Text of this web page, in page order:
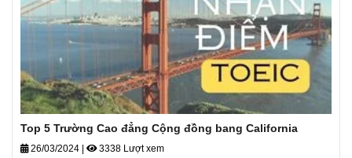
Top 5 Trường Cao đẳng Cộng đồng bang California
26/03/2024 3338 Lượt xem